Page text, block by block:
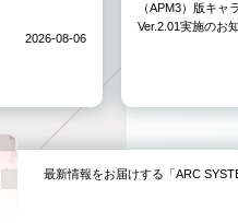
2026-08-06
（APM3）版キャ
Ver.2.01実施のお
最新情報をお届けする「ARC